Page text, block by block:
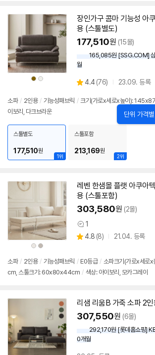
상
품
상
품
장인가구 콤마 기능성 아
용 (스툴별도)
177,510원 (15몰)
165,085원 [SSG.COM] 삼
월
별
점
4.4 (상
리
76) 23.09. 등록
소파 / 2인용 / 기능성패브릭 / 크기(가로x세로x높이):
이보리, 다크브라운
1위
스툴별도
177,510원
2위
스툴포함
213,169원
상
품
색
상
상
품
상
레벤 한샘몰 플랫 아쿠아
용 (스툴포함)
303,580원 (2몰)
상
품
1
별
4.8 (상
리
뷰
8) 21.04. 등록
소파 / 2인용 / 기능성패브릭 / E0등급 / 소파크기(가로x세
cm, 스툴크기: 60x80x44cm / 색상: 아이보리, 모카그레이
리샘 리움B 가죽 소파2인
307,550원 (6몰)
292,170원 [롯데홈쇼핑]
0개월